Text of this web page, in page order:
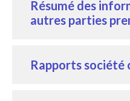
Résumé des
autres parties
Rapports société